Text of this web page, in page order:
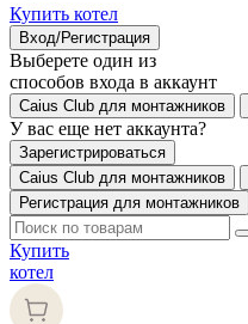
Купить котел
Вход/Регистрация
Выберете один из
способов входа в аккаунт
Caius Club для монтажников
У вас еще нет аккаунта?
Зарегистрироваться
Caius Club для монтажников
Регистрация для монтажников
Купить
котел